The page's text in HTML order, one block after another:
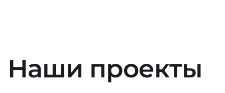
Наши проекты